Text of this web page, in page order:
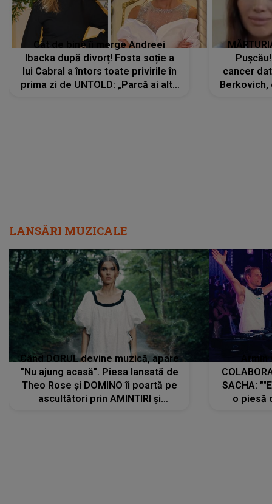
Cât de bine îi merge Andreei
Ibacka după divorț! Fosta soție a
lui Cabral a întors toate privirile în
prima zi de UNTOLD: „Parcă ai altă
cancer
Berkovich,
LANSĂRI MUZICALE
Când DORUL devine muzică, apare
"Nu ajung acasă". Piesa lansată de
Theo Rose și DOMINO îi poartă pe
ascultători prin AMINTIRI și
SACHA:
o piesă